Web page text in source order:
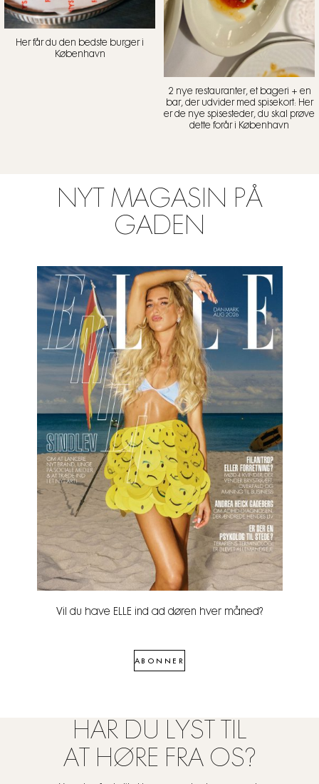
Her får du den bedste burger i
København
2 nye restauranter, et bageri + en
bar, der udvider med spisekort: Her
er de nye spisesteder, du skal prøve
dette forår i København
NYT MAGASIN PÅ
GADEN
Vil du have ELLE ind ad døren hver måned?
ABONNER
HAR DU LYST TIL
AT HØRE FRA OS?